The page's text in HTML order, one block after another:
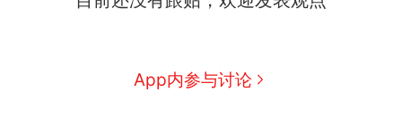
App内参与讨论